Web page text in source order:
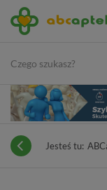
Jesteś tu: